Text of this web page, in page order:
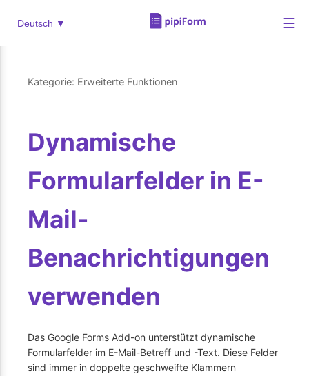
Deutsch ▼ ☰
Kategorie: Erweiterte Funktionen
Dynamische
Formularfelder in E-
Mail-
Benachrichtigungen
verwenden
Das Google Forms Add-on unterstützt dynamische
Formularfelder im E-Mail-Betreff und -Text. Diese Felder
sind immer in doppelte geschweifte Klammern